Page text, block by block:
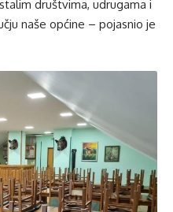
društvima, udrugama i
naše općine – pojasnio je